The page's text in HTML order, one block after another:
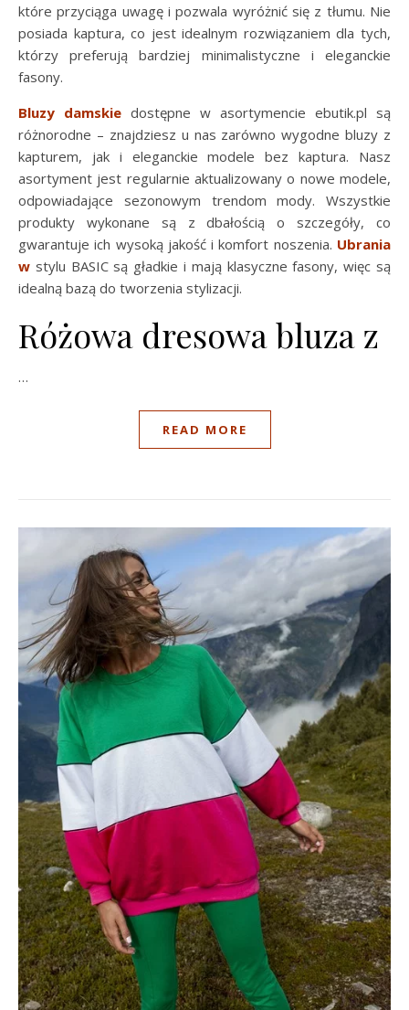
które przyciąga uwagę i pozwala wyróżnić się z tłumu. Nie
posiada kaptura, co jest idealnym rozwiązaniem dla tych,
którzy preferują bardziej minimalistyczne i eleganckie
fasony.
Bluzy damskie dostępne w asortymencie ebutik.pl są
różnorodne – znajdziesz u nas zarówno wygodne bluzy z
kapturem, jak i eleganckie modele bez kaptura. Nasz
asortyment jest regularnie aktualizowany o nowe modele,
odpowiadające sezonowym trendom mody. Wszystkie
produkty wykonane są z dbałością o szczegóły, co
gwarantuje ich wysoką jakość i komfort noszenia. Ubrania
w stylu BASIC są gładkie i mają klasyczne fasony, więc są
idealną bazą do tworzenia stylizacji.
Różowa dresowa bluza z
…
READ MORE